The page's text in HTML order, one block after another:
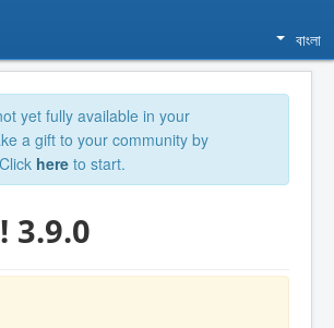
বাংলা
yet fully available in your
a gift to your community by
here to start.
3.9.0